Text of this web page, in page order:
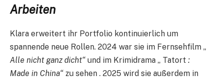
Arbeiten
Klara erweitert ihr Portfolio kontinuierlich um
spannende neue Rollen. 2024 war sie im Fernsehfilm „
Alle nicht ganz dicht“ und im Krimidrama „ Tatort : ​​
Made in China“ zu sehen . 2025 wird sie außerdem in